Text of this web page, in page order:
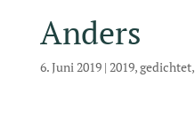
Anders
6. Juni 2019| 2019,gedichtet,